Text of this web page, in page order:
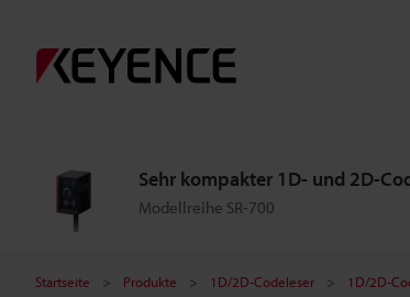
Sehr kompakter 1D- und 2D-
Modellreihe SR-700
Startseite Produkte 1D/2D-Codeleser 1D/2D-